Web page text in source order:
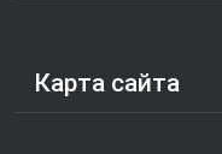
Карта сайта